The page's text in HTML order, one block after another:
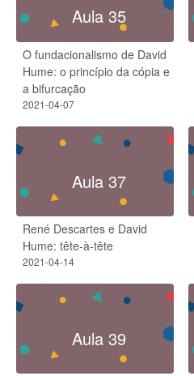
Aula 35
O fundacionalismo de David
Hume: o princípio da cópia e
a bifurcação
2021-04-07
Aula 37
René Descartes e David
Hume: tête-à-tête
2021-04-14
Aula 39